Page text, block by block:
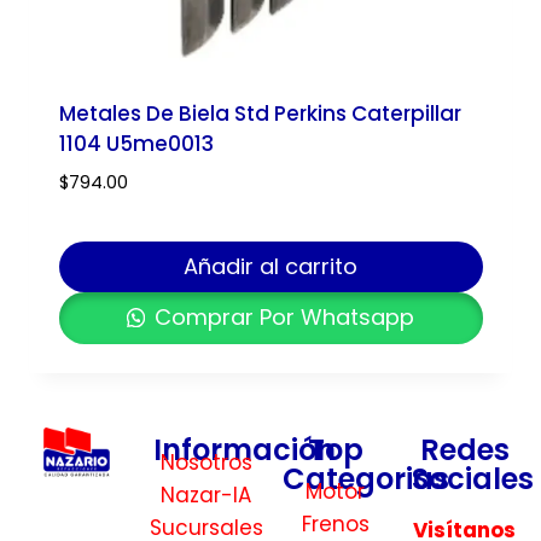
Metales De Biela Std Perkins Caterpillar
1104 U5me0013
$794.00
Añadir al carrito
Comprar Por Whatsapp
Información
Nosotros
Nazar-IA
Sucursales
Top
Categorias
Motor
Frenos
Redes
Sociales
Visítanos